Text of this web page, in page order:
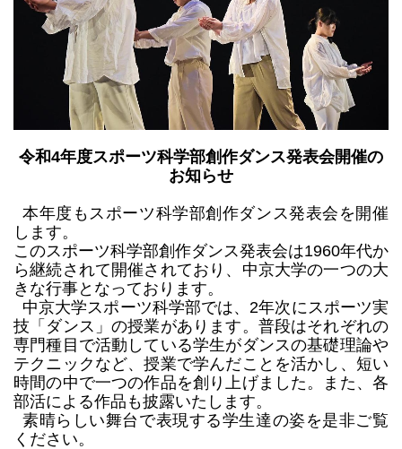
令和4年度スポーツ科学部創作ダンス発表会開催の
お知らせ
本年度もスポーツ科学部創作ダンス発表会を開催
します。
このスポーツ科学部創作ダンス発表会は1960年代か
ら継続されて開催されており、中京大学の一つの大
きな行事となっております。
中京大学スポーツ科学部では、2年次にスポーツ実
技「ダンス」の授業があります。 普段はそれぞれの
専門種目で活動している学生がダンスの基礎理論や
テクニックなど、授業で学んだことを活かし、短い
時間の中で一つの作品を創り上げました。また、各
部活による作品 も披露いた します。
素晴らしい舞台で表現する学生達の姿を是非ご覧
ください。